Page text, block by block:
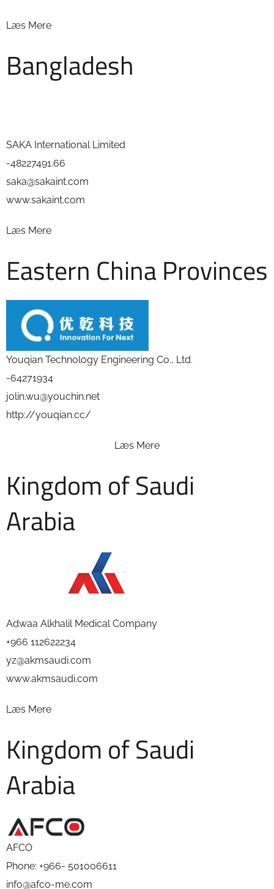
Læs Mere
Bangladesh
SAKA International Limited
-48227491.66
saka@sakaint.com
www.sakaint.com
Læs Mere
Eastern China Provinces
Youqian Technology Engineering Co., Ltd.
-64271934
jolin.wu@youchin.net
http://youqian.cc/
Læs Mere
Kingdom of Saudi
Arabia
Adwaa Alkhalil Medical Company
+966 112622234
yz@akmsaudi.com
www.akmsaudi.com
Læs Mere
Kingdom of Saudi
Arabia
AFCO
Phone: +966- 501006611
info@afco-me.com